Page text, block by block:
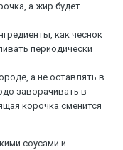
а жир будет
как чеснок
периодически
а не оставлять в
заворачивать в
корочка сменится
соусами и